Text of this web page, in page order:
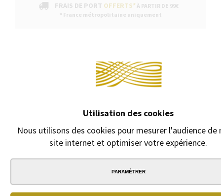
Utilisation des cookies
Nous utilisons des cookies pour mesurer l'audience de
site internet et optimiser votre expérience.
PARAMÉTRER
FRAIS DE PORT OFFERTS* À PARTIR DE 99€
* France métropolitaine uniquement